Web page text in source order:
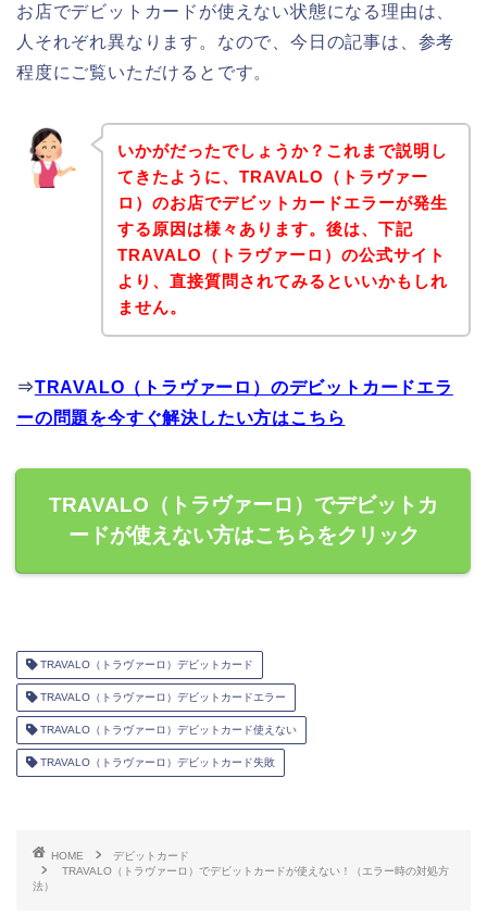
お店でデビットカードが使えない状態になる理由は、
人それぞれ異なります。なので、今日の記事は、参考
程度にご覧いただけるとです。
いかがだったでしょうか？これまで説明し
てきたように、TRAVALO（トラヴァー
ロ）のお店でデビットカードエラーが発生
する原因は様々あります。後は、下記
TRAVALO（トラヴァーロ）の公式サイト
より、直接質問されてみるといいかもしれ
ません。
⇒TRAVALO（トラヴァーロ）のデビットカードエラ
ーの問題を今すぐ解決したい方はこちら
TRAVALO（トラヴァーロ）でデビットカ
ードが使えない方はこちらをクリック
TRAVALO（トラヴァーロ）デビットカード
TRAVALO（トラヴァーロ）デビットカードエラー
TRAVALO（トラヴァーロ）デビットカード使えない
TRAVALO（トラヴァーロ）デビットカード失敗
HOME
デビットカード
TRAVALO（トラヴァーロ）でデビットカードが使えない！（エラー時の対処方
法）